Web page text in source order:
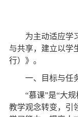
为主动适应学
与共享，建立以学
行）》。
一、目标与任
“慕课”是“大规